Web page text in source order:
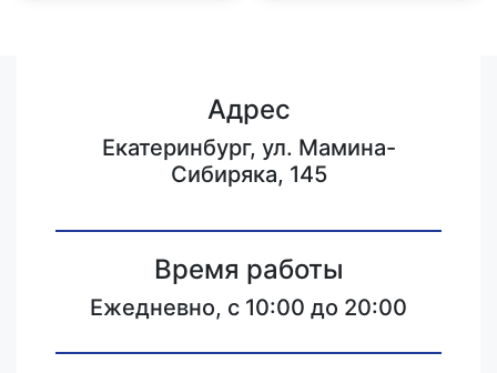
Адрес
Екатеринбург, ул. Мамина-
Сибиряка, 145
Время работы
Ежедневно, с 10:00 до 20:00